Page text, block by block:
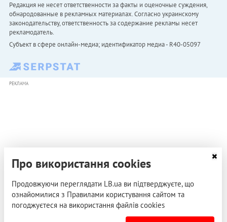
Редакция не несет ответственности за факты и оценочные суждения,
обнародованные в рекламных материалах. Согласно украинскому
законодательству, ответственность за содержание рекламы несет
рекламодатель.
Субъект в сфере онлайн-медиа; идентификатор медиа - R40-05097
РЕКЛАМА
Про використання cookies
Продовжуючи переглядати LB.ua ви підтверджуєте, що
ознайомилися з Правилами користування сайтом та
погоджуєтеся на використання файлів cookies